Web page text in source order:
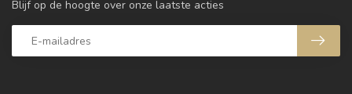
Blijf op de hoogte over onze laatste acties